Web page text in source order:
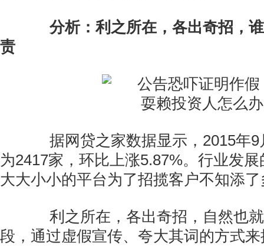
分析：利之所在，各出奇招，
责
据网贷之家数据显示，2015年9
为2417家，环比上涨5.87%。行业发
大大小小的平台为了招揽客户不知添
利之所在，各出奇招，自然也就
段，通过虚假宣传、夸大其词的方式